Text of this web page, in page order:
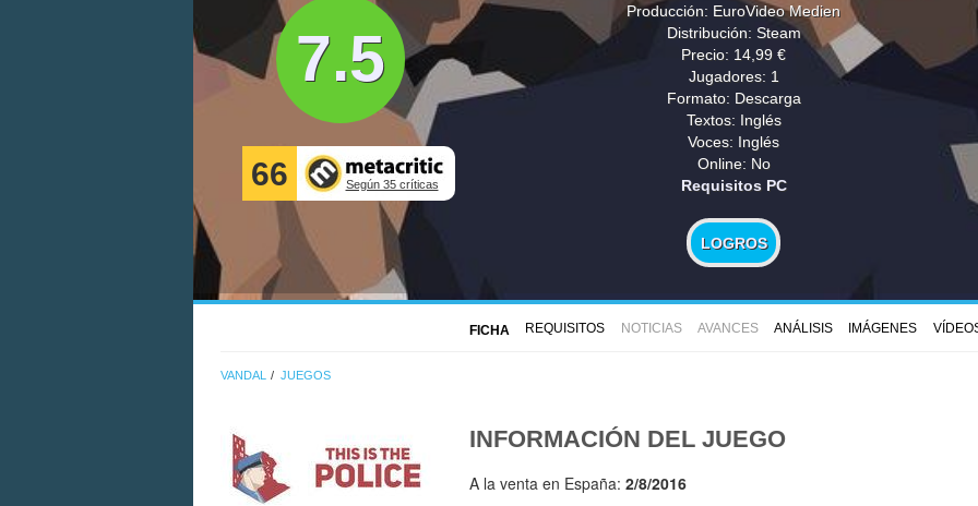
7.5
66 Según 35 críticas
Producción: EuroVideo Medien
Distribución: Steam
Precio: 14,99 €
Jugadores: 1
Formato: Descarga
Textos: Inglés
Voces: Inglés
Online: No
Requisitos PC
LOGROS
FICHA REQUISITOS NOTICIAS AVANCES ANÁLISIS IMÁGENES
VANDAL JUEGOS
INFORMACIÓN DEL JUEGO
A la venta en España: 2/8/2016